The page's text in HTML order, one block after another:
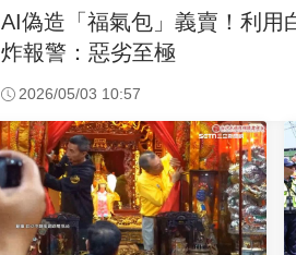
AI偽造「福氣包」義賣！利
炸報警：惡劣至極
2026/05/03 10:57